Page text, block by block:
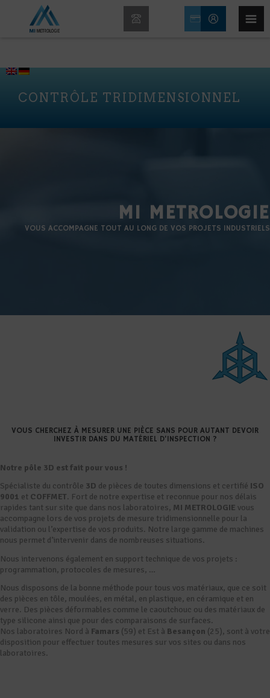
CONTRÔLE TRIDIMENSIONNEL
MI METROLOGIE
VOUS ACCOMPAGNE TOUT AU LONG DE VOS PROJETS INDUSTRIELS
VOUS CHERCHEZ À MESURER UNE PIÈCE SANS POUR AUTANT DEVOIR
INVESTIR DANS DU MATÉRIEL D’INSPECTION ?
Notre pôle 3D est fait pour vous !
Spécialiste du contrôle 3D de pièces de toutes dimensions et certifié ISO
9001 et COFFMET. Fort de notre expertise et reconnue pour nos délais
rapides tant sur site que dans nos laboratoires, MI METROLOGIE vous
accompagne lors de vos projets de mesure tridimensionnelle pour la
validation ou l’expertise de vos produits. Notre large gamme de machines
nous permet d’intervenir dans de nombreuses situations.
Nous intervenons également en support technique de vos projets :
programmation, protocoles de mesures, …
Nous disposons de la bonne méthode pour tous vos matériaux, que ce soit
des pièces en tôle, moulées, en métal, en plastique, en céramique et en
verre. Des pièces déformables comme le caoutchouc ou des matériaux de
type silicone ainsi que pour des comparaisons de surfaces.
Nos laboratoires Nord à Famars (59) et Est à Besançon (25), sont à votre
disposition pour effectuer toutes mesures sur vos sites ou dans nos
laboratoires.